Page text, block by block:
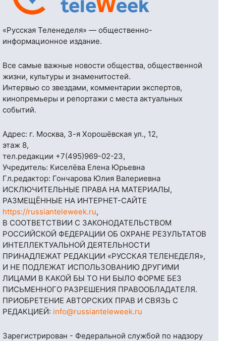
«Русская Теленеделя» — общественно-
информационное издание.
Все самые важные новости общества, общественной
жизни, культуры и знаменитостей.
Интервью со звездами, комментарии экспертов,
кинопремьеры и репортажи с места актуальных
событий.
Адрес: г. Москва, 3-я Хорошёвская ул., 12,
этаж 8,
тел.редакции +7(495)969-02-23,
Учредитель: Киселёва Елена Юрьевна
Гл.редактор: Гончарова Юлия Валериевна
ИСКЛЮЧИТЕЛЬНЫЕ ПРАВА НА МАТЕРИАЛЫ,
РАЗМЕЩЁННЫЕ НА ИНТЕРНЕТ-САЙТЕ
https://russianteleweek.ru,
В СООТВЕТСТВИИ С ЗАКОНОДАТЕЛЬСТВОМ
РОССИЙСКОЙ ФЕДЕРАЦИИ ОБ ОХРАНЕ РЕЗУЛЬТАТОВ
ИНТЕЛЛЕКТУАЛЬНОЙ ДЕЯТЕЛЬНОСТИ
ПРИНАДЛЕЖАТ РЕДАКЦИИ «РУССКАЯ ТЕЛЕНЕДЕЛЯ»,
И НЕ ПОДЛЕЖАТ ИСПОЛЬЗОВАНИЮ ДРУГИМИ
ЛИЦАМИ В КАКОЙ БЫ ТО НИ БЫЛО ФОРМЕ БЕЗ
ПИСЬМЕННОГО РАЗРЕШЕНИЯ ПРАВООБЛАДАТЕЛЯ.
ПРИОБРЕТЕНИЕ АВТОРСКИХ ПРАВ И СВЯЗЬ С
РЕДАКЦИЕЙ: info@russianteleweek.ru
Зарегистрирован - Федеральной службой по надзору